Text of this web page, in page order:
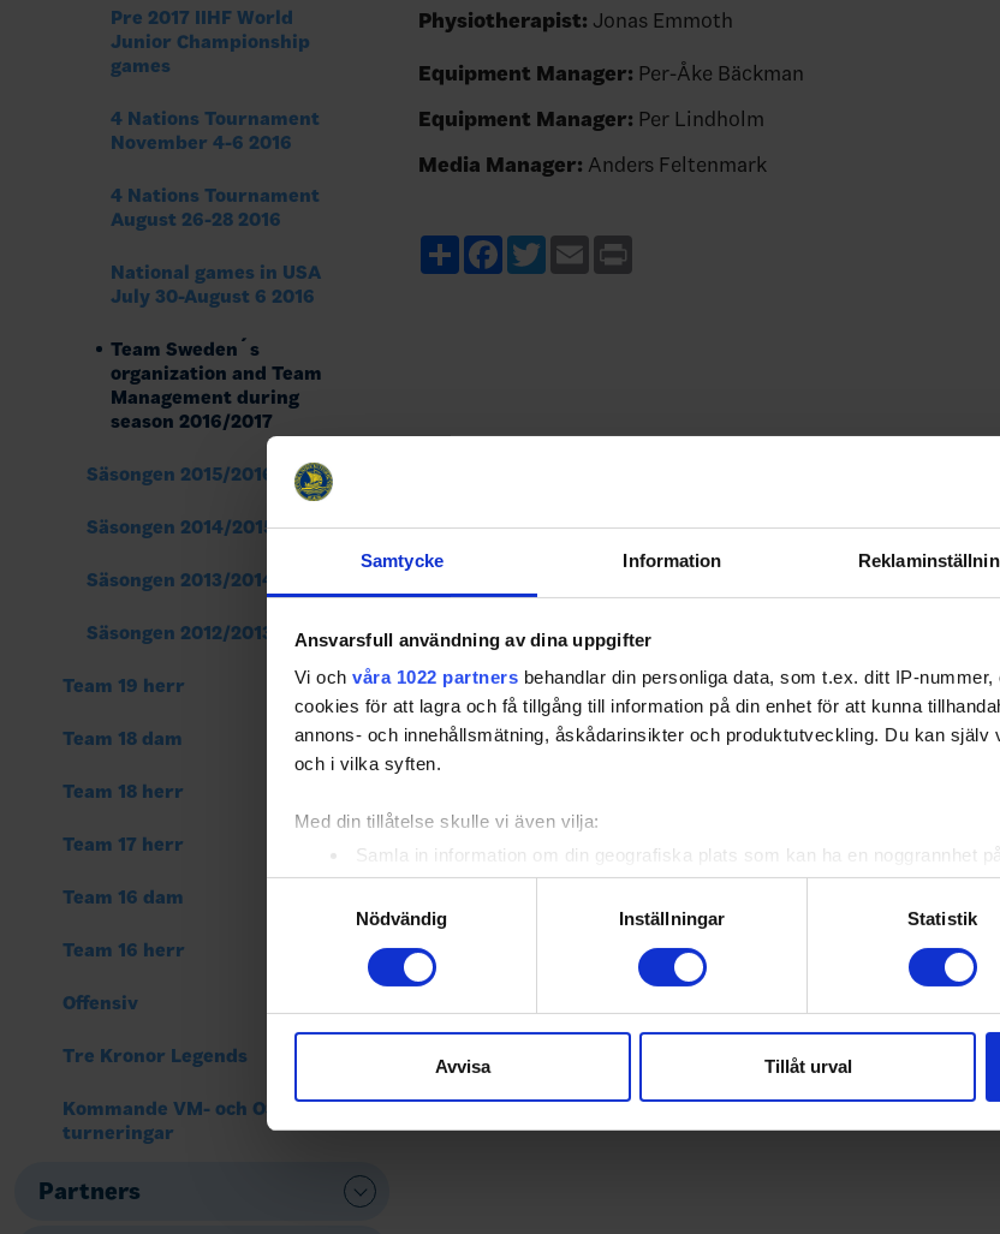
Samtycke Information
Ansvarsfull användning av dina uppgifter
Vi och våra 1022 partners behandlar din personliga data, som t.ex. ditt IP-
cookies för att lagra och få tillgång till information på din enhet för att kunna
annons- och innehållsmätning, åskådarinsikter och produktutveckling. Du kan själv
och i vilka syften.
Med din tillåtelse skulle vi även vilja:
Samla in information om din geografiska plats som kan ha en noggrannhet
Identifiera din enhet genom att aktivt skanna den för specifika kännetecken
Ta reda på mer om hur dina personliga uppgifter behandlas och ställ in dina
eller dra tillbaka ditt samtycke när som helst från cookie-förklaringen.
sociala medier och analysera vår trafik. Vi vidarebefordrar även sådana
till de sociala medier och annons- och analysföretag som vi samarbetar med.
Nödvändig
Inställningar Statistik
Avvisa Tillåt urval
Pre 2017 IIHF World
Junior Championship
games
4 Nations Tournament
November 4-6 2016
4 Nations Tournament
August 26-28 2016
National games in USA
July 30-August 6 2016
Team Sweden´s
organization and Team
Management during
season 2016/2017
Säsongen 2015/2016
Säsongen 2014/2015
Säsongen 2013/2014
Säsongen 2012/2013
Team 19 herr
Team 18 dam
Team 18 herr
Team 17 herr
Team 16 dam
Team 16 herr
Offensiv
Tre Kronor Legends
Kommande VM- och OS-
turneringar
Partners
Physiotherapist: Jonas Emmoth
Equipment Manager: Per-Åke Bäckman
Equipment Manager: Per Lindholm
Media Manager: Anders Feltenmark
ShareFacebook
TwitterEmail